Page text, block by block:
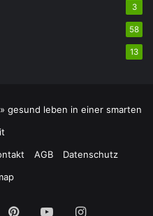
3
58
13
gesund leben in einer smarten
AGB
Datenschutz
PinterestYouTubeInstagram